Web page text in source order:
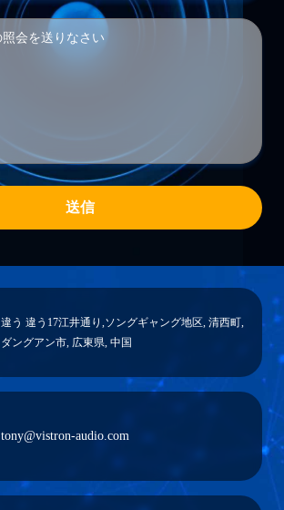
送信
違う 違う17江井通り,ソングギャング地区, 清西町,
ダングアン市, 広東県, 中国
tony@vistron-audio.com